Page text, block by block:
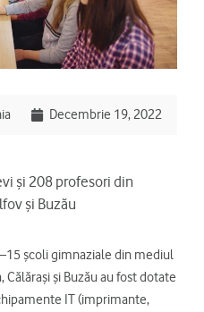
Decembrie 19, 2022
și 208 profesori din
și Buzău
–15 școli gimnaziale din mediul
și Buzău au fost dotate
IT (imprimante,